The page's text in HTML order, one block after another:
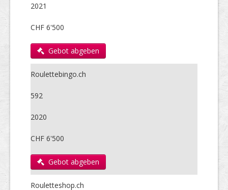
2021
CHF 6'500
Gebot abgeben
Roulettebingo.ch
592
2020
CHF 6'500
Gebot abgeben
Rouletteshop.ch